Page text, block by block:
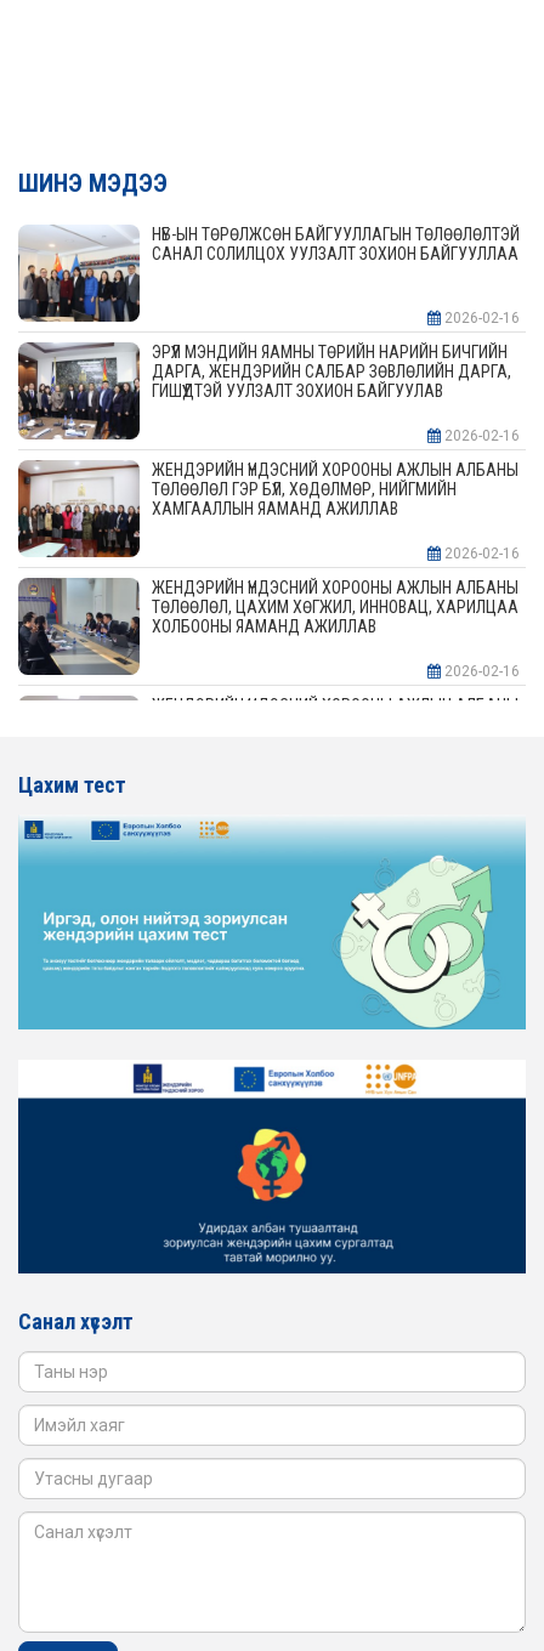
ШИНЭ МЭДЭЭ
НҮБ-ЫН ТӨРӨЛЖСӨН БАЙГУУЛЛАГЫН ТӨЛӨӨЛӨЛТЭЙ
САНАЛ СОЛИЛЦОХ УУЛЗАЛТ ЗОХИОН БАЙГУУЛЛАА
2026-02-16
ЭРҮҮЛ МЭНДИЙН ЯАМНЫ ТӨРИЙН НАРИЙН БИЧГИЙН
ДАРГА, ЖЕНДЭРИЙН САЛБАР ЗӨВЛӨЛИЙН ДАРГА,
ГИШҮҮДТЭЙ УУЛЗАЛТ ЗОХИОН БАЙГУУЛАВ
2026-02-16
ЖЕНДЭРИЙН ҮНДЭСНИЙ ХОРООНЫ АЖЛЫН АЛБАНЫ
ТӨЛӨӨЛӨЛ ГЭР БҮЛ, ХӨДӨЛМӨР, НИЙГМИЙН
ХАМГААЛЛЫН ЯАМАНД АЖИЛЛАВ
2026-02-16
ЖЕНДЭРИЙН ҮНДЭСНИЙ ХОРООНЫ АЖЛЫН АЛБАНЫ
ТӨЛӨӨЛӨЛ, ЦАХИМ ХӨГЖИЛ, ИННОВАЦ, ХАРИЛЦАА
ХОЛБООНЫ ЯАМАНД АЖИЛЛАВ
2026-02-16
ЖЕНДЭРИЙН ҮНДЭСНИЙ ХОРООНЫ АЖЛЫН АЛБАНЫ
ЖЕНДЭРИЙН ҮНДЭСНИЙ ХОРООНЫ АЖЛЫН АЛБАНЫ
ТӨЛӨӨЛӨЛ ХОТ БАЙГУУЛАЛТ, БАРИЛГА, ОРОН
СУУЦЖУУЛАЛТЫН ЯАМАНД АЖИЛЛАВ
2026-02-16
ЖЕНДЭРИЙН ЭРХ ТЭГШ БАЙДЛЫГ ХАНГАХ ҮЙЛ
АЖИЛЛАГААГ ЭРЧИМЖҮҮЛЭХ САРЫН ХУВААРЬТАЙ
2026-02-16
ТӨЛӨӨЛӨЛ ЗАМ ТЭЭВРИЙН ЯАМАНД АЖИЛЛАВ
ЖЕНДЭРИЙН ҮНДЭСНИЙ ХОРООНЫ АЖЛЫН АЛБАНЫ
ТӨЛӨӨЛӨЛ БАТЛАН ХАМГААЛАХ ЯАМАНД
Цахим тест
Санал хүсэлт